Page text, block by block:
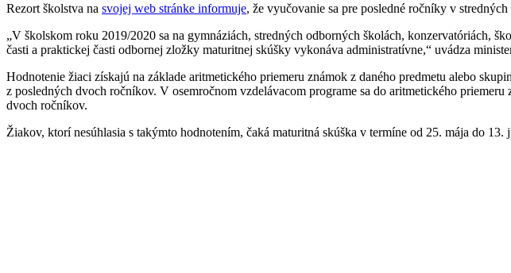
Rezort školstva na svojej web stránke informuje, že vyučovanie sa pre posledné ročníky v
„V školskom roku 2019/2020 sa na gymnáziách, stredných odborných školách, konzervatóriách,
časti a praktickej časti odbornej zložky maturitnej skúšky vykonáva administratívne,“ uvádza
Hodnotenie žiaci získajú na základe aritmetického priemeru známok z daného predmetu alebo
z posledných dvoch ročníkov. V osemročnom vzdelávacom programe sa do aritmetického
dvoch ročníkov.
Žiakov, ktorí nesúhlasia s takýmto hodnotením, čaká maturitná skúška v termíne od 25. mája do 13.